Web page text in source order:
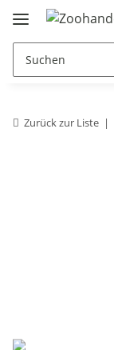
Zurück zur Liste